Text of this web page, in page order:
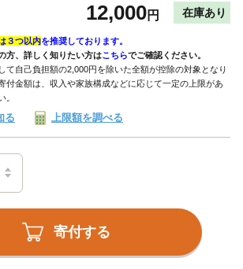
12,000円 在庫あり
３つ以内を推奨しております。
方、詳しく知りたい方はこちらでご確認ください。
て自己負担額の2,000円を除いた全額が控除の対象となり
付金額は、収入や家族構成などに応じて一定の上限があ
。
る 上限額を調べる
寄付する